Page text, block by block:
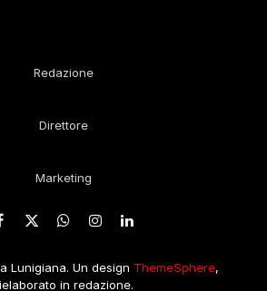
Redazione
Direttore
Marketing
X
WhatsApp
Instagram
LinkedIn
Lunigiana. Un design ThemeSphere,
in redazione.